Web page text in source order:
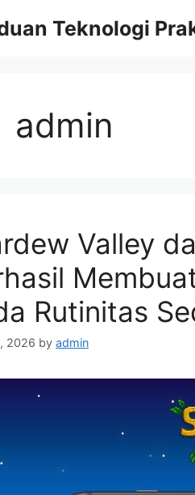
Teknologi
admin
Valley
Rutinitas
2026 by admin